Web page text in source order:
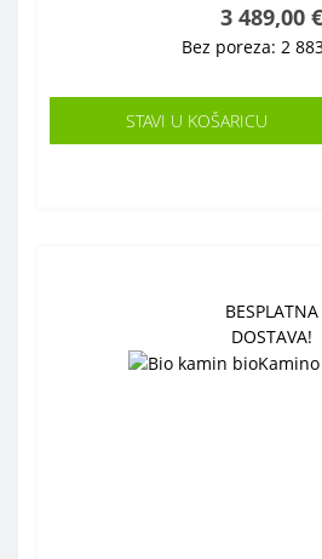
3 489,00 €
Bez poreza: 2
STAVI U KOŠARICU
BESPLATNA
DOSTAVA!